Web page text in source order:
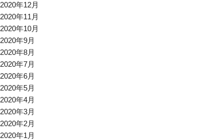
2020年12月
2020年11月
2020年10月
2020年9月
2020年8月
2020年7月
2020年6月
2020年5月
2020年4月
2020年3月
2020年2月
2020年1月